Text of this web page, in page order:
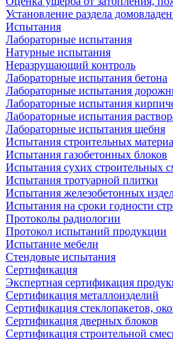
Установление раздела
Испытания
Лабораторные испытания
Натурные испытания
Неразрушающий контроль
Лабораторные испытания бетона
Лабораторные испытания
Лабораторные испытания
Лабораторные испытания
Лабораторные испытания щебня
Испытания строительных
Испытания газобетонных блоков
Испытания сухих строительных
Испытания тротуарной плитки
Испытания железобетонных
Испытания на сроки годности
Протоколы радиологии
Протокол испытаний продукции
Испытание мебели
Стендовые испытания
Сертификация
Экспертная сертификация
Сертификация металлоизделий
Сертификация стеклопакетов,
Сертификация дверных блоков
Сертификация строительной